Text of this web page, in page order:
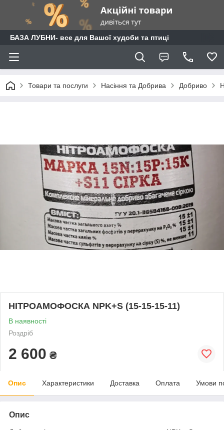
БАЗА ЛУБНИ- все для Вашої худоби та птиці
Товари та послуги Насіння та Добрива Добриво
НІТРОАМОФОСКА NPK+S (15-15-15-11)
В наявності
Роздріб
2 600 ₴
Опис Характеристики Доставка Оплата Умови
Опис